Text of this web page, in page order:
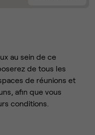
au sein de ce
de tous les
de réunions et
afin que vous
conditions.